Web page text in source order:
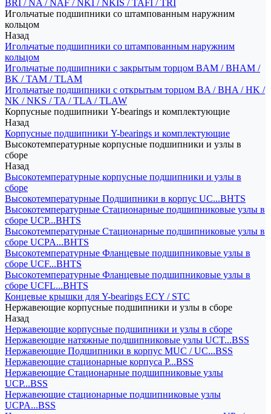
BRI / NA / NAF / NKI / NKIS / TAFI / TRI
Игольчатые подшипники со штампованным наружним
кольцом
Назад
Игольчатые подшипники со штампованным наружним
кольцом
Игольчатые подшипники с закрытым торцом BAM / BHAM /
BK / TAM / TLAM
Игольчатые подшипники с открытым торцом BA / BHA / HK /
NK / NKS / TA / TLA / TLAW
Корпусные подшипники Y-bearings и комплектующие
Назад
Корпусные подшипники Y-bearings и комплектующие
Высокотемпературные корпусные подшипники и узлы в
сборе
Назад
Высокотемпературные корпусные подшипники и узлы в
сборе
Высокотемпературные Подшипники в корпус UC...BHTS
Высокотемпературные Стационарные подшипниковые узлы в
сборе UCP...BHTS
Высокотемпературные Стационарные подшипниковые узлы в
сборе UCPA...BHTS
Высокотемпературные Фланцевые подшипниковые узлы в
сборе UCF...BHTS
Высокотемпературные Фланцевые подшипниковые узлы в
сборе UCFL...BHTS
Концевые крышки для Y-bearings ECY / STC
Нержавеющие корпусные подшипники и узлы в сборе
Назад
Нержавеющие корпусные подшипники и узлы в сборе
Нержавеющие натяжные подшипниковые узлы UCT...BSS
Нержавеющие Подшипники в корпус MUC / UC...BSS
Нержавеющие стационарные корпуса P...BSS
Нержавеющие Стационарные подшипниковые узлы
UCP...BSS
Нержавеющие стационарные подшипниковые узлы
UCPA...BSS